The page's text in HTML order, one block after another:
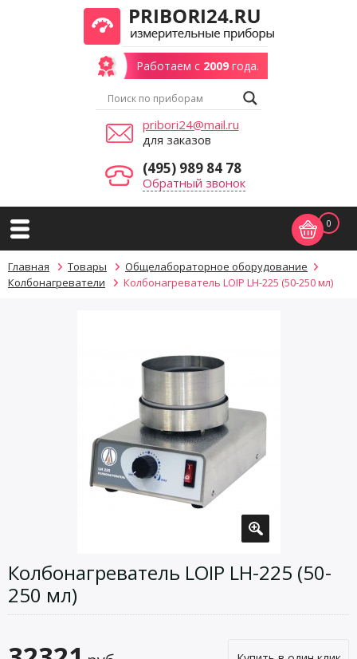
Работаем с 2009года.
pribori24@mail.ru
для заказов
(495) 989 84 78
Обратный звонок
0
Главная Товары
Общелабораторное оборудование
Колбонагреватели
Колбонагреватель LOIP LH-225 (50-250 мл)
Колбонагреватель LOIP LH-225 (50-
250 мл)